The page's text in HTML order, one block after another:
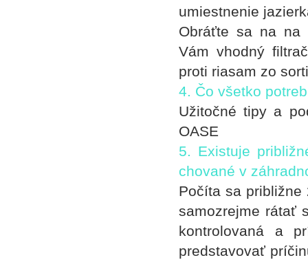
umiestnenie
Obráťte sa na na
Vám vhodný
proti riasam zo
4. Čo všetko
Užitočné tipy a
OASE
5. Existuje
chované v
Počíta sa približne
samozrejme rátať
kontrolovaná a
predstavovať